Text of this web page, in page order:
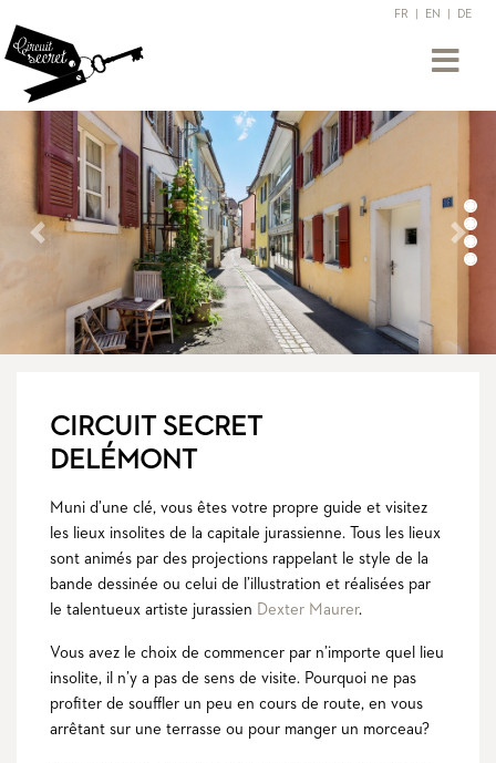
FR EN DE
Précédent
CIRCUIT SECRET
DELÉMONT
Muni d’une clé, vous êtes votre propre guide et visitez
les lieux insolites de la capitale jurassienne. Tous les lieux
sont animés par des projections rappelant le style de la
bande dessinée ou celui de l’illustration et réalisées par
le talentueux artiste jurassien Dexter Maurer.
Vous avez le choix de commencer par n’importe quel lieu
insolite, il n’y a pas de sens de visite. Pourquoi ne pas
profiter de souffler un peu en cours de route, en vous
arrêtant sur une terrasse ou pour manger un morceau?